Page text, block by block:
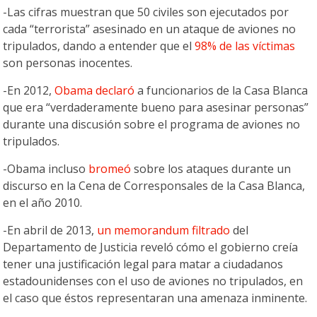
-Las cifras muestran que 50 civiles son ejecutados por
cada “terrorista” asesinado en un ataque de aviones no
tripulados, dando a entender que el98% de las víctimas
son personas inocentes.
-En 2012,Obama declaró a funcionarios de la Casa Blanca
que era “verdaderamente bueno para asesinar personas”
durante una discusión sobre el programa de aviones no
tripulados.
-Obama incluso bromeó sobre los ataques durante un
discurso en la Cena de Corresponsales de la Casa Blanca,
en el año 2010.
-En abril de 2013, un memorandum filtrado del
Departamento de Justicia reveló cómo el gobierno creía
tener una justificación legal para matar a ciudadanos
estadounidenses con el uso de aviones no tripulados, en
el caso que éstos representaran una amenaza inminente.